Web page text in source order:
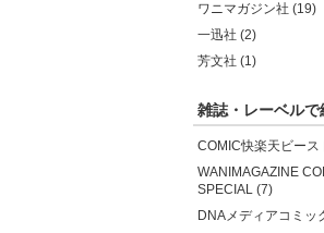
ワニマガジン社 (19)
一迅社 (2)
芳文社 (1)
雑誌・レーベルで
COMIC快楽天ビース
WANIMAGAZINE
SPECIAL (7)
DNAメディアコミッ